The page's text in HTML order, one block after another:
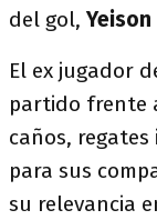
del gol,
El ex jugador
partido frente
caños,
para sus
su relevancia